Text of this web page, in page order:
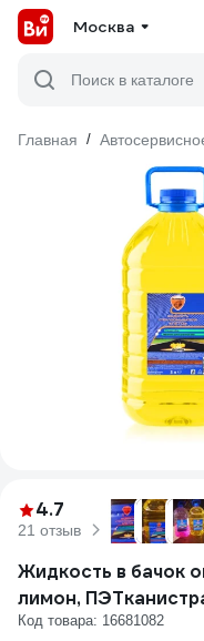
Москва
Поиск в каталоге
Главная /
4.7
21 отзыв
Жидкость в бачок
лимон,
Код товара: 16681082